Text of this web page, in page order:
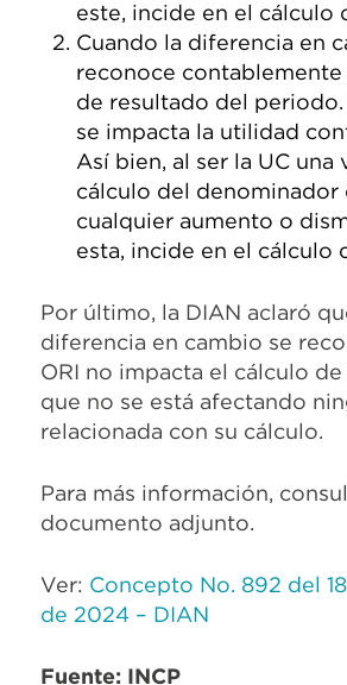
este, incide en el cálculo
Cuando la diferencia en
reconoce contablemente
de resultado del periodo.
se impacta la utilidad
Así bien, al ser la UC una
cálculo del denominador
cualquier aumento o
esta, incide en el cálculo
Por último, la DIAN aclaró
diferencia en cambio se
ORI no impacta el cálculo de
que no se está afectando
relacionada con su cálculo.
Para más información,
documento adjunto.
Ver: Concepto No. 892 del
de 2024 – DIAN
Fuente: INCP